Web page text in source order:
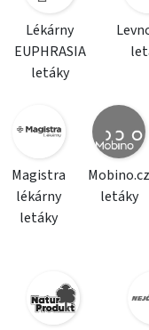
Lékárny
EUPHRASIA
letáky
Magistra
lékárny
letáky
Mobino.cz
letáky